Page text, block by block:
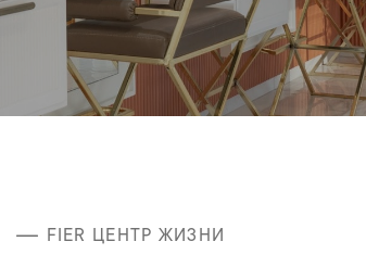
FIER ЦЕНТР ЖИЗНИ